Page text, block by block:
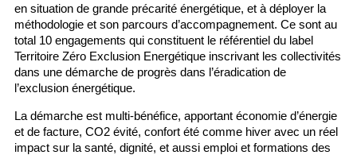
en situation de grande précarité énergétique, et à déployer la
méthodologie et son parcours d’accompagnement. Ce sont au
total 10 engagements qui constituent le référentiel du label
Territoire Zéro Exclusion Energétique inscrivant les collectivités
dans une démarche de progrès dans l’éradication de
l’exclusion énergétique.
La démarche est multi-bénéfice, apportant économie d’énergie
et de facture, CO2 évité, confort été comme hiver avec un réel
impact sur la santé, dignité, et aussi emploi et formations des